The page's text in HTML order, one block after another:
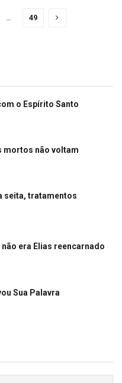
… 49
o Espírito Santo
mortos não voltam
seita, tratamentos
não era Elias reencarnado
Sua Palavra